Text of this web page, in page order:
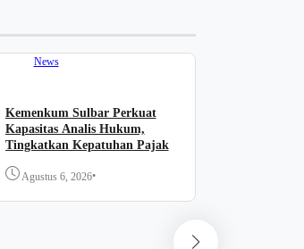
News
Kemenkum Sulbar Perkuat
Kapasitas Analis Hukum,
Tingkatkan Kepatuhan Pajak
Agustus 6, 2026•